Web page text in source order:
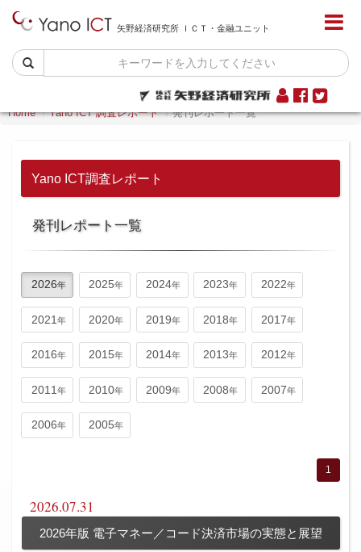
矢野経済研究所 ＩＣＴ・金融ユニット
Home Yano ICT 調査レポート 発刊レポート一覧
Yano ICT調査レポート
発刊レポート一覧
2026 2025 2024 2023 2022
2021 2020 2019 2018 2017
2016 2015 2014 2013 2012
2011 2010 2009 2008 2007
2006 2005
1
2026.07.31
2026年版 電子マネー／コード決済市場の実態と展望